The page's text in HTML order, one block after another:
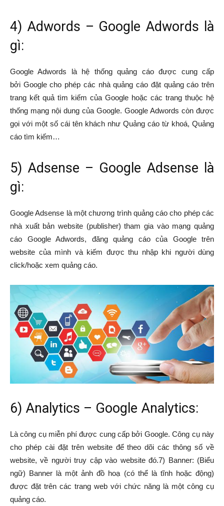
4) Adwords – Google Adwords là
gì:
Google Adwords là hệ thống quảng cáo được cung cấp
bởi Google cho phép các nhà quảng cáo đặt quảng cáo trên
trang kết quả tìm kiếm của Google hoặc các trang thuộc hệ
thống mạng nội dung của Google. Google Adwords còn được
gọi với một số cái tên khách như Quảng cáo từ khoá, Quảng
cáo tìm kiếm…
5) Adsense – Google Adsense là
gì:
Google Adsense là một chương trình quảng cáo cho phép các
nhà xuất bản website (publisher) tham gia vào mạng quảng
cáo Google Adwords, đăng quảng cáo của Google trên
website của mình và kiếm được thu nhập khi người dùng
click/hoặc xem quảng cáo.
6) Analytics – Google Analytics:
Là công cụ miễn phí được cung cấp bởi Google. Công cụ này
cho phép cài đặt trên website để theo dõi các thông số về
website, về người truy cập vào website đó.7) Banner: (Biểu
ngữ) Banner là một ảnh đồ hoạ (có thể là tĩnh hoặc động)
được đặt trên các trang web với chức năng là một công cụ
quảng cáo.